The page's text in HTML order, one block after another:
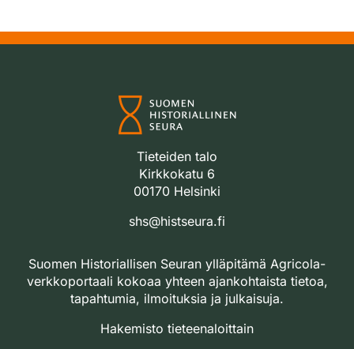
Tieteiden talo
Kirkkokatu 6
00170 Helsinki
shs@histseura.fi
Suomen Historiallisen Seuran ylläpitämä Agricola-
verkkoportaali kokoaa yhteen ajankohtaista tietoa,
tapahtumia, ilmoituksia ja julkaisuja.
Hakemisto tieteenaloittain